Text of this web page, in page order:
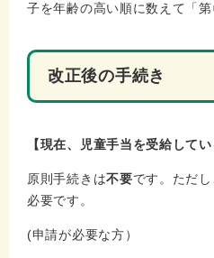
子を年齢の高い順に数えて「第
改正後の手続き
【現在、児童手当を受給してい
原則手続きは不要です。ただ
必要です。
(申請が必要な方）